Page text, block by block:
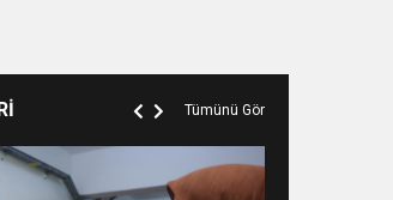
Tümünü Gör